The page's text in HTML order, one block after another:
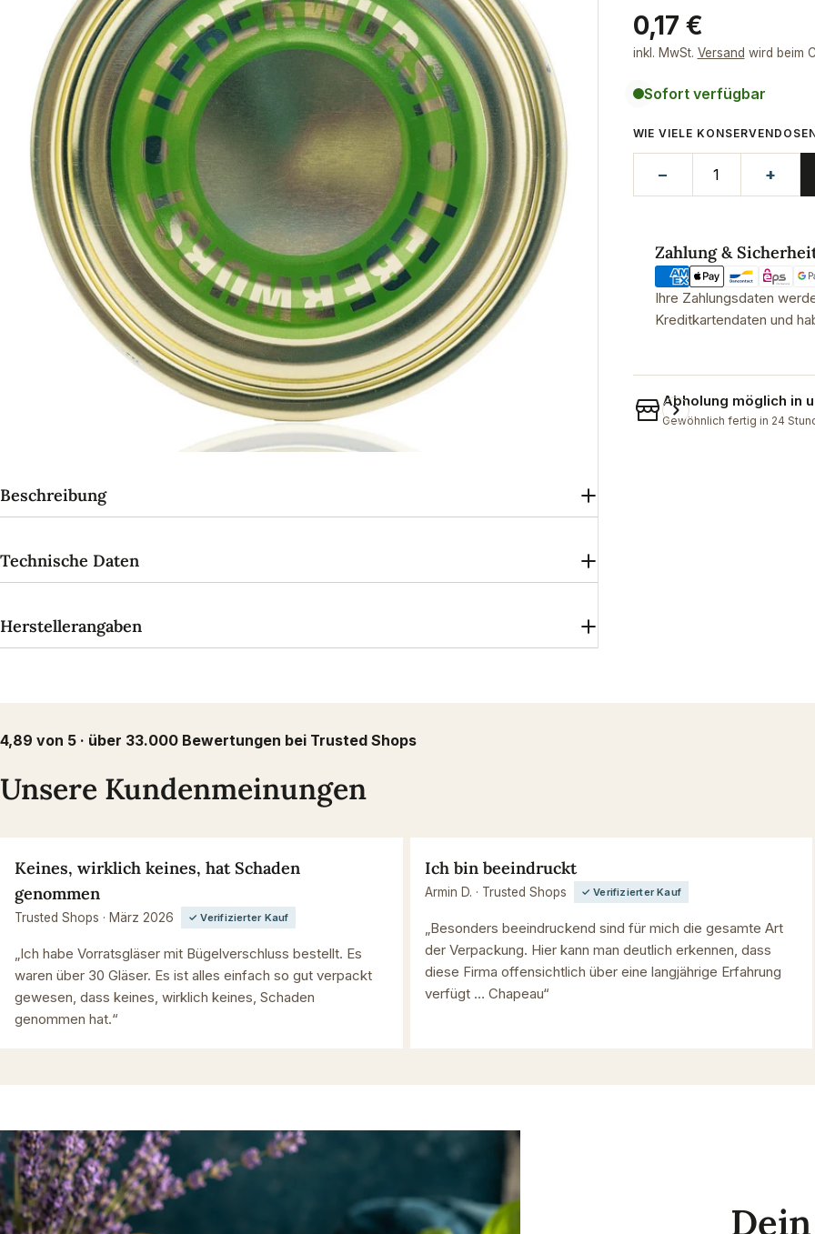
Sie das Medium 0 im Modalformat
Beschreibung
Technische Daten
Herstellerangaben
Regulärer
Preis
0,17 €
inkl. MwSt. Versand wird beim
Sofort verfügbar
WIE VIELE
− +
Zahlung &
Zahlungsmethoden
Ihre Zahlungsdaten
Kreditkartendaten und
Abholung möglich in
Gewöhnlich fertig in 24
4,89 von 5 · über 33.000 Bewertungen bei Trusted Shops
Unsere Kundenmeinungen
Keines, wirklich keines, hat Schaden
genommen
Trusted Shops · März 2026 ✓ Verifizierter Kauf
„Ich habe Vorratsgläser mit Bügelverschluss bestellt. Es
waren über 30 Gläser. Es ist alles einfach so gut verpackt
gewesen, dass keines, wirklich keines, Schaden
genommen hat.“
Ich bin beeindruckt
Armin D. · Trusted Shops ✓ Verifizierter Kauf
„Besonders beeindruckend sind für mich die gesamte Art
der Verpackung. Hier kann man deutlich erkennen, dass
diese Firma offensichtlich über eine langjährige Erfahrung
verfügt … Chapeau“